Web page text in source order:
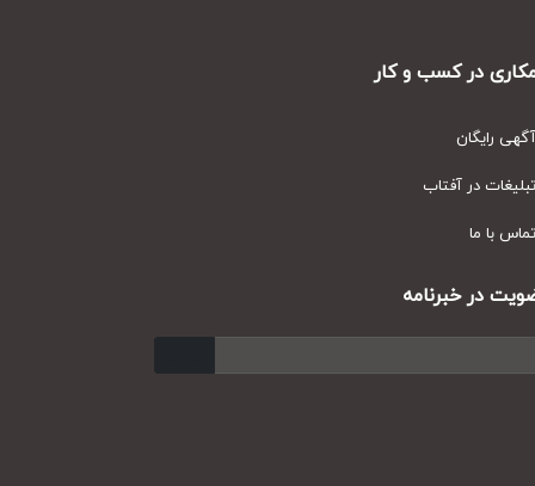
در کسب و کار
رایگان
در آفتاب
با ما
در خبرنامه